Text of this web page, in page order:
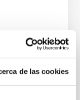
de las cookies